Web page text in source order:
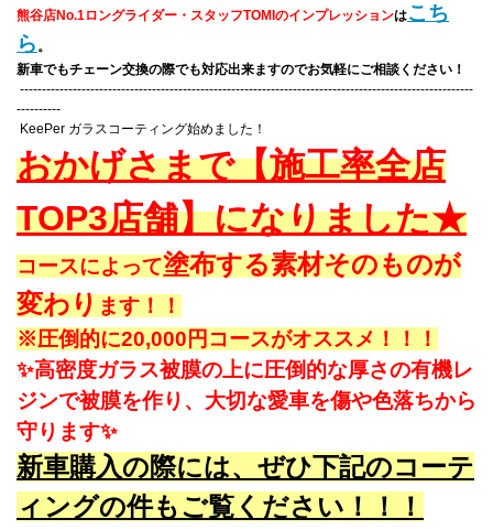
熊谷店No.1ロングライダー・スタッフTOMIのインプレッションはこち
ら 。
新車でもチェーン交換の際でも対応出来ますのでお気軽にご相談ください！
-------------------------------------------------------------------------------------------------------
----------
KeePer ガラスコーティング始めました！
おかげさまで【施工率全店
TOP3店舗】になりました★
コースによって塗布する素材そのものが
変わります！！
※圧倒的に20,000円コースがオススメ！！！
✨高密度ガラス被膜の上に圧倒的な厚さの有機レ
ジンで被膜を作り、大切な愛車を傷や色落ちから
守ります✨
新車購入の際には、ぜひ下記のコーテ
ィングの件もご覧ください！！！